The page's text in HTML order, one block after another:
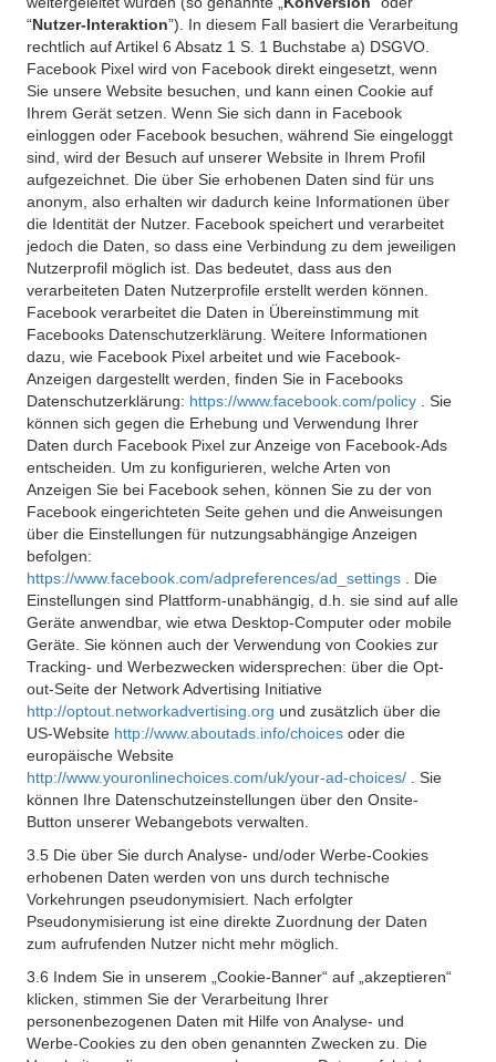
“Nutzer-Interaktion”). In diesem Fall basiert die Verarbeitung
rechtlich auf Artikel 6 Absatz 1 S. 1 Buchstabe a) DSGVO.
Facebook Pixel wird von Facebook direkt eingesetzt, wenn
Sie unsere Website besuchen, und kann einen Cookie auf
Ihrem Gerät setzen. Wenn Sie sich dann in Facebook
einloggen oder Facebook besuchen, während Sie eingeloggt
sind, wird der Besuch auf unserer Website in Ihrem Profil
aufgezeichnet. Die über Sie erhobenen Daten sind für uns
anonym, also erhalten wir dadurch keine Informationen über
die Identität der Nutzer. Facebook speichert und verarbeitet
jedoch die Daten, so dass eine Verbindung zu dem jeweiligen
Nutzerprofil möglich ist. Das bedeutet, dass aus den
verarbeiteten Daten Nutzerprofile erstellt werden können.
Facebook verarbeitet die Daten in Übereinstimmung mit
Facebooks Datenschutzerklärung. Weitere Informationen
dazu, wie Facebook Pixel arbeitet und wie Facebook-
Anzeigen dargestellt werden, finden Sie in Facebooks
Datenschutzerklärung: https://www.facebook.com/policy
. Sie
können sich gegen die Erhebung und Verwendung Ihrer
Daten durch Facebook Pixel zur Anzeige von Facebook-Ads
entscheiden. Um zu konfigurieren, welche Arten von
Anzeigen Sie bei Facebook sehen, können Sie zu der von
Facebook eingerichteten Seite gehen und die Anweisungen
über die Einstellungen für nutzungsabhängige Anzeigen
befolgen:
https://www.facebook.com/adpreferences/ad_settings
. Die
Einstellungen sind Plattform-unabhängig, d.h. sie sind auf alle
Geräte anwendbar, wie etwa Desktop-Computer oder mobile
Geräte. Sie können auch der Verwendung von Cookies zur
Tracking- und Werbezwecken widersprechen: über die Opt-
out-Seite der Network Advertising Initiative
http://optout.networkadvertising.org und zusätzlich über die
US-Website http://www.aboutads.info/choices oder die
europäische Website
http://www.youronlinechoices.com/uk/your-ad-choices/
. Sie
können Ihre Datenschutzeinstellungen über den Onsite-
Button unserer Webangebots verwalten.
3.5 Die über Sie durch Analyse- und/oder Werbe-Cookies
erhobenen Daten werden von uns durch technische
Vorkehrungen pseudonymisiert. Nach erfolgter
Pseudonymisierung ist eine direkte Zuordnung der Daten
zum aufrufenden Nutzer nicht mehr möglich.
3.6 Indem Sie in unserem „Cookie-Banner“ auf „akzeptieren“
klicken, stimmen Sie der Verarbeitung Ihrer
personenbezogenen Daten mit Hilfe von Analyse- und
Werbe-Cookies zu den oben genannten Zwecken zu. Die